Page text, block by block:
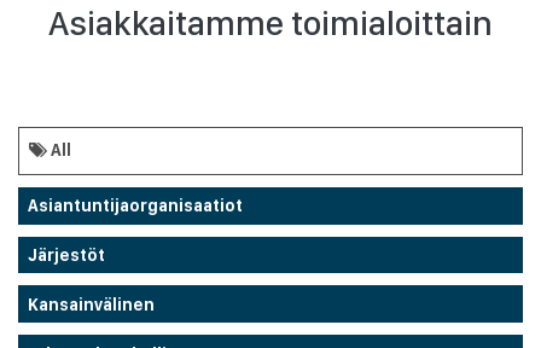
Asiakkaitamme toimialoittain
All
Asiantuntijaorganisaatiot
Järjestöt
Kansainvälinen